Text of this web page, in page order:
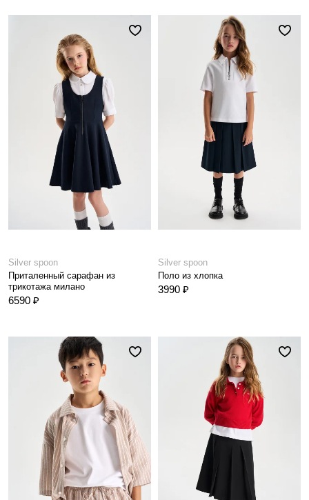
Silver spoon
Приталенный сарафан из
трикотажа милано
6590 ₽
Silver spoon
Поло из хлопка
3990 ₽